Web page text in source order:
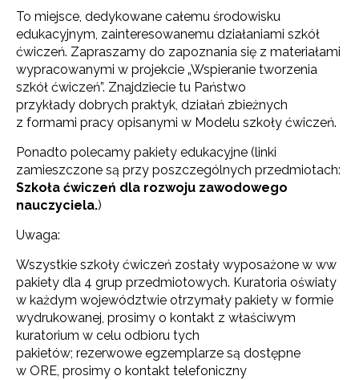
To miejsce, dedykowane całemu środowisku
edukacyjnym, zainteresowanemu działaniami szkół
ćwiczeń. Zapraszamy do zapoznania się z materiałami
wypracowanymi w projekcie „Wspieranie tworzenia
szkół ćwiczeń”. Znajdziecie tu Państwo
przykłady dobrych praktyk, działań zbieżnych
z formami pracy opisanymi w Modelu szkoły ćwiczeń.
Ponadto polecamy pakiety edukacyjne (linki
zamieszczone są przy poszczególnych przedmiotach:
Szkoła ćwiczeń dla rozwoju zawodowego
nauczyciela.)
Uwaga:
Wszystkie szkoły ćwiczeń zostały wyposażone w ww
pakiety dla 4 grup przedmiotowych. Kuratoria oświaty
w każdym województwie otrzymały pakiety w formie
wydrukowanej, prosimy o kontakt z właściwym
kuratorium w celu odbioru tych
pakietów; rezerwowe egzemplarze są dostępne
w ORE, prosimy o kontakt telefoniczny